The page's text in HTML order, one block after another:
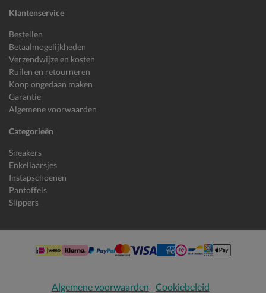
Klantenservice
Bestellen
Betaalmogelijkheden
Verzendwijze en kosten
Ruilen en retourneren
Koop ongedaan maken
Garantie
Algemene voorwaarden
Categorieën
Sneakers
Enkellaarsjes
Instapschoenen
Pantoffels
Slippers
Algemene voorwaarden Cookiebeleid